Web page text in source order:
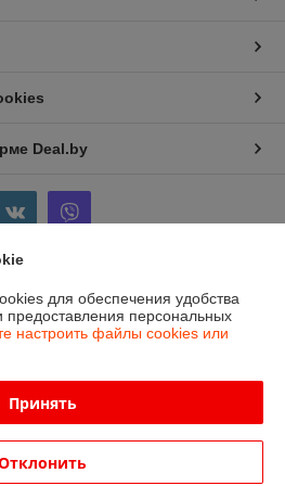
Deal.by
ИП Бойков Сергей Евгеньевич
пр-т Победы, 1-8
Районный Исполнительный Комитет
27.06.2016
для обеспечения удобства
предоставления персональных
настроить файлы cookies или
Принять